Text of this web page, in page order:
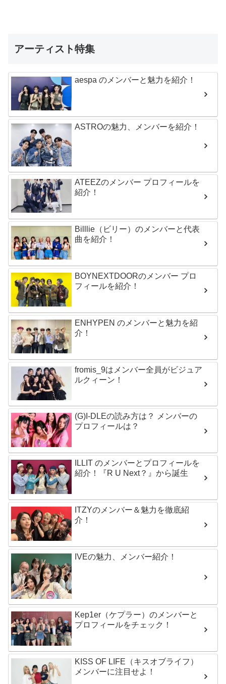
アーティスト特集
aespa のメンバーと魅力を紹介！
ASTROの魅力、メンバーを紹介！
ATEEZのメンバー プロフィールを
紹介！
Billlie（ビリー）のメンバーと代表
曲を紹介！
BOYNEXTDOORのメンバー プロ
フィールを紹介！
ENHYPEN のメンバーと魅力を紹
介！
fromis_9はメンバー全員がビジュア
ルクィーン！
(G)I-DLEの読み方は？ メンバーの
プロフィールは？
ILLIT のメンバーとプロフィールを
紹介！『R U Next？』から誕生
ITZYのメンバー＆魅力を徹底紹
介！
IVEの魅力、メンバー紹介！
Kep1er（ケプラー）のメンバーと
プロフィールをチェック！
KISS OF LIFE（キスオブライフ）
メンバーに注目せよ！